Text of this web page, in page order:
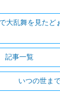
大乱舞を見たど
記事一覧
いつの世ま